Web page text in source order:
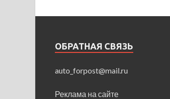
ОБРАТНАЯ СВЯЗЬ
auto_forpost@mail.ru
Реклама на сайте